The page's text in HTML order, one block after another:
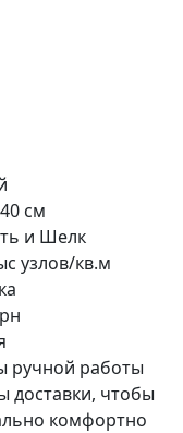
см
и Шелк
узлов/кв.м
ручной работы
доставки, чтобы
комфортно